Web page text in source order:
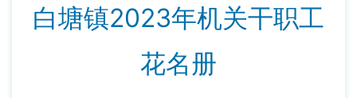
白塘镇2023年机关干职工
花名册